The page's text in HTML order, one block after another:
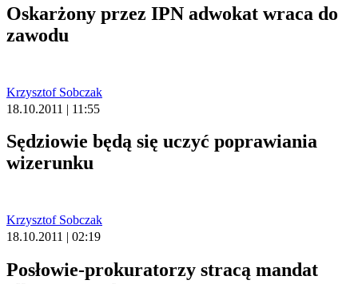
Oskarżony przez IPN adwokat wraca do
zawodu
Krzysztof Sobczak
18.10.2011 | 11:55
Sędziowie będą się uczyć poprawiania
wizerunku
Krzysztof Sobczak
18.10.2011 | 02:19
Posłowie-prokuratorzy stracą mandat